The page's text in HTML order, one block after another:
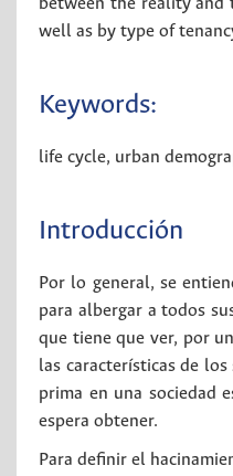
well as by type of
Keywords:
life cycle, urban
Introducción
Por lo general, se
para albergar a todos
que tiene que ver, por
las características de
prima en una sociedad
espera obtener.
Para definir el